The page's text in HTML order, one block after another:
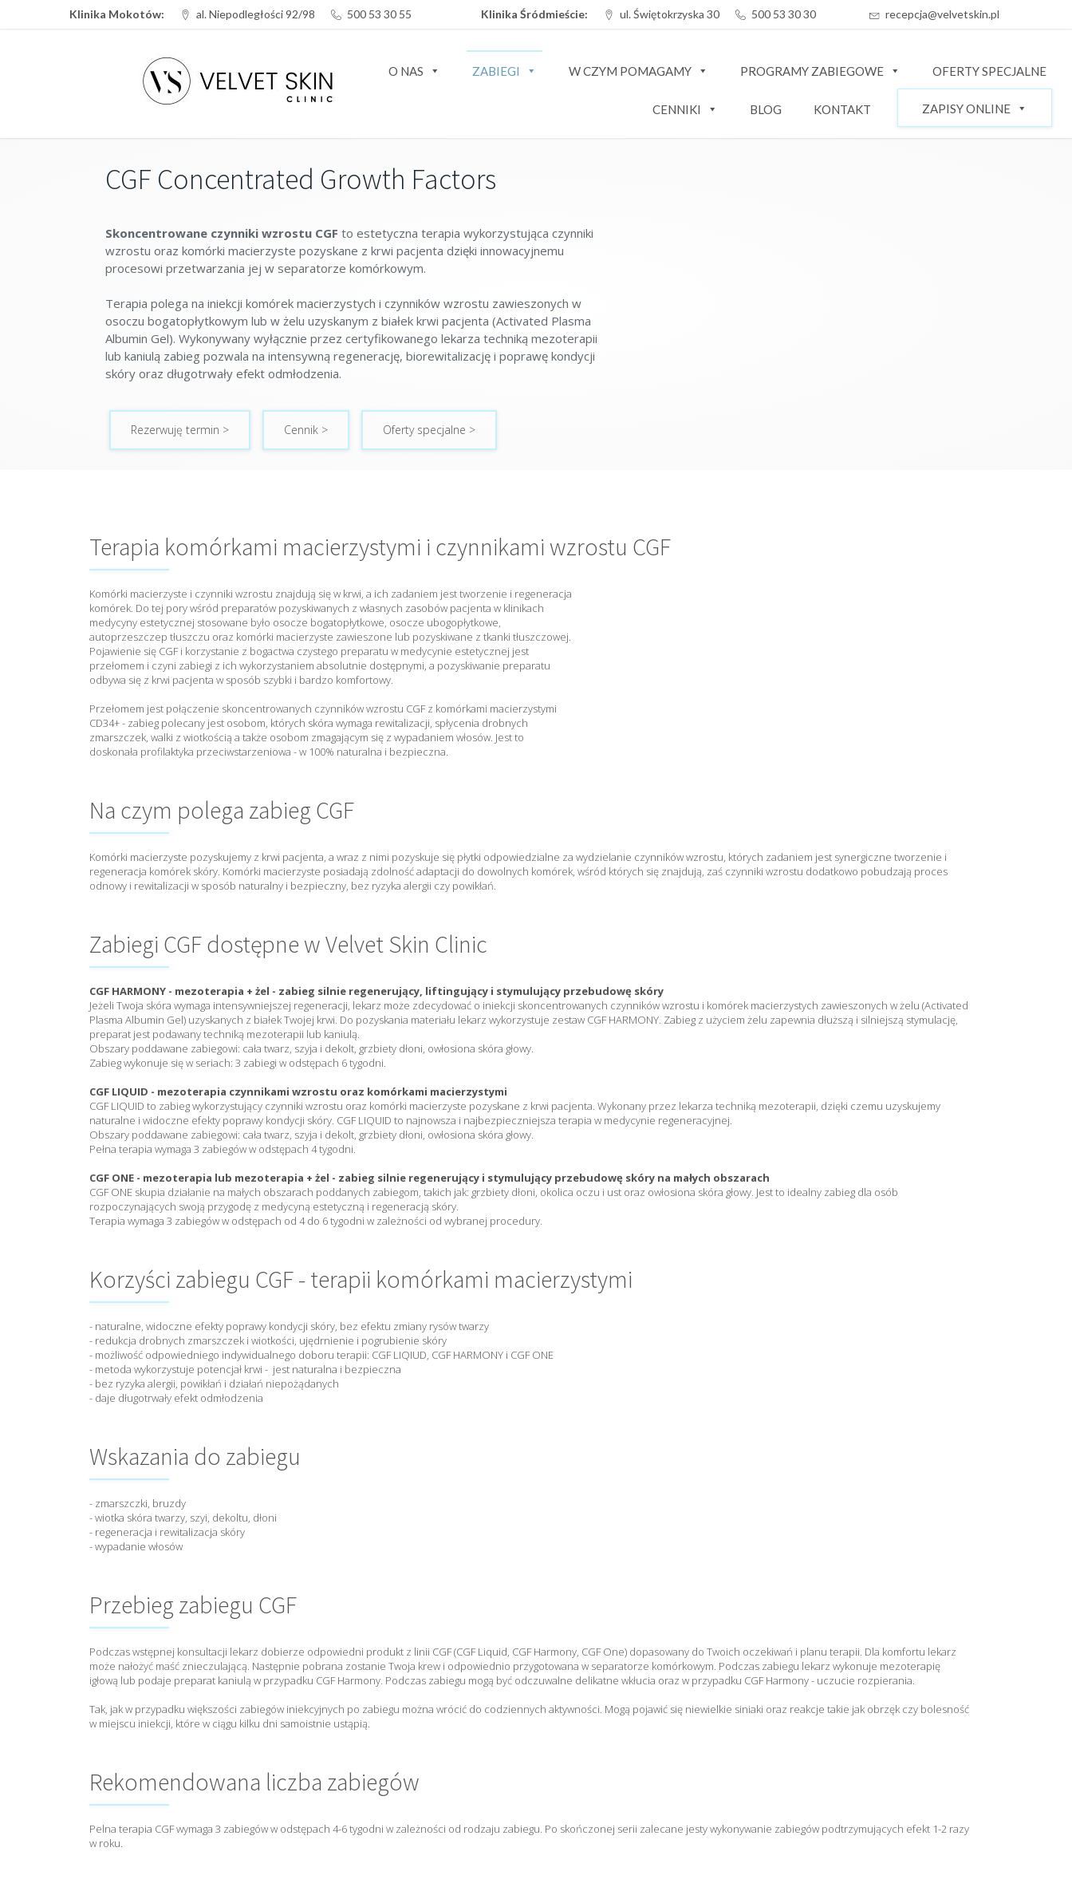
Klinika Mokotów: al. Niepodległości 92/98 500 53 30 55 Klinika Śródmieście: ul. Świętokrzyska 30 500 53 30 30 recepcja@velvetskin.pl
O NAS ZABIEGI W CZYM POMAGAMY PROGRAMY ZABIEGOWE OFERTY SPECJALNE
CENNIKI BLOG KONTAKT ZAPISY ONLINE
CGF Concentrated Growth Factors
Skoncentrowane czynniki wzrostu CGF to estetyczna terapia wykorzystująca czynniki
wzrostu oraz komórki macierzyste pozyskane z krwi pacjenta dzięki innowacyjnemu
procesowi przetwarzania jej w separatorze komórkowym.
Terapia polega na iniekcji komórek macierzystych i czynników wzrostu zawieszonych w
osoczu bogatopłytkowym lub w żelu uzyskanym z białek krwi pacjenta (Activated Plasma
Albumin Gel). Wykonywany wyłącznie przez certyfikowanego lekarza techniką mezoterapii
lub kaniulą zabieg pozwala na intensywną regenerację, biorewitalizację i poprawę kondycji
skóry oraz długotrwały efekt odmłodzenia.
Rezerwuję termin > Cennik > Oferty specjalne >
Terapia komórkami macierzystymi i czynnikami wzrostu CGF
Komórki macierzyste i czynniki wzrostu znajdują się w krwi, a ich zadaniem jest tworzenie i regeneracja
komórek. Do tej pory wśród preparatów pozyskiwanych z własnych zasobów pacjenta w klinikach
medycyny estetycznej stosowane było osocze bogatopłytkowe, osocze ubogopłytkowe,
autoprzeszczep tłuszczu oraz komórki macierzyste zawieszone lub pozyskiwane z tkanki tłuszczowej.
Pojawienie się CGF i korzystanie z bogactwa czystego preparatu w medycynie estetycznej jest
przełomem i czyni zabiegi z ich wykorzystaniem absolutnie dostępnymi, a pozyskiwanie preparatu
odbywa się z krwi pacjenta w sposób szybki i bardzo komfortowy.
Przełomem jest połączenie skoncentrowanych czynników wzrostu CGF z komórkami macierzystymi
CD34+ - zabieg polecany jest osobom, których skóra wymaga rewitalizacji, spłycenia drobnych
zmarszczek, walki z wiotkością a także osobom zmagającym się z wypadaniem włosów. Jest to
doskonała profilaktyka przeciwstarzeniowa - w 100% naturalna i bezpieczna.
Na czym polega zabieg CGF
Komórki macierzyste pozyskujemy z krwi pacjenta, a wraz z nimi pozyskuje się płytki odpowiedzialne za wydzielanie czynników wzrostu, których zadaniem jest synergiczne tworzenie i
regeneracja komórek skóry. Komórki macierzyste posiadają zdolność adaptacji do dowolnych komórek, wśród których się znajdują, zaś czynniki wzrostu dodatkowo pobudzają proces
odnowy i rewitalizacji w sposób naturalny i bezpieczny, bez ryzyka alergii czy powikłań.
Zabiegi CGF dostępne w Velvet Skin Clinic
CGF HARMONY - mezoterapia + żel - zabieg silnie regenerujący, liftingujący i stymulujący przebudowę skóry
Jeżeli Twoja skóra wymaga intensywniejszej regeneracji, lekarz może zdecydować o iniekcji skoncentrowanych czynników wzrostu i komórek macierzystych zawieszonych w żelu (Activated
Plasma Albumin Gel) uzyskanych z białek Twojej krwi. Do pozyskania materiału lekarz wykorzystuje zestaw CGF HARMONY. Zabieg z użyciem żelu zapewnia dłuższą i silniejszą stymulację,
preparat jest podawany techniką mezoterapii lub kaniulą.
Obszary poddawane zabiegowi: cała twarz, szyja i dekolt, grzbiety dłoni, owłosiona skóra głowy.
Zabieg wykonuje się w seriach: 3 zabiegi w odstępach 6 tygodni.
CGF LIQUID - mezoterapia czynnikami wzrostu oraz komórkami macierzystymi
CGF LIQUID to zabieg wykorzystujący czynniki wzrostu oraz komórki macierzyste pozyskane z krwi pacjenta. Wykonany przez lekarza techniką mezoterapii, dzięki czemu uzyskujemy
naturalne i widoczne efekty poprawy kondycji skóry. CGF LIQUID to najnowsza i najbezpieczniejsza terapia w medycynie regeneracyjnej.
Obszary poddawane zabiegowi: cała twarz, szyja i dekolt, grzbiety dłoni, owłosiona skóra głowy.
Pełna terapia wymaga 3 zabiegów w odstępach 4 tygodni.
CGF ONE - mezoterapia lub mezoterapia + żel - zabieg silnie regenerujący i stymulujący przebudowę skóry na małych obszarach
CGF ONE skupia działanie na małych obszarach poddanych zabiegom, takich jak: grzbiety dłoni, okolica oczu i ust oraz owłosiona skóra głowy. Jest to idealny zabieg dla osób
rozpoczynających swoją przygodę z medycyną estetyczną i regeneracją skóry.
Terapia wymaga 3 zabiegów w odstępach od 4 do 6 tygodni w zależności od wybranej procedury.
Korzyści zabiegu CGF - terapii komórkami macierzystymi
- naturalne, widoczne efekty poprawy kondycji skóry, bez efektu zmiany rysów twarzy
- redukcja drobnych zmarszczek i wiotkości, ujędrnienie i pogrubienie skóry
- możliwość odpowiedniego indywidualnego doboru terapii: CGF LIQIUD, CGF HARMONY i CGF ONE
- metoda wykorzystuje potencjał krwi - jest naturalna i bezpieczna
- bez ryzyka alergii, powikłań i działań niepożądanych
- daje długotrwały efekt odmłodzenia
Wskazania do zabiegu
- zmarszczki, bruzdy
- wiotka skóra twarzy, szyi, dekoltu, dłoni
- regeneracja i rewitalizacja skóry
- wypadanie włosów
Przebieg zabiegu CGF
Podczas wstępnej konsultacji lekarz dobierze odpowiedni produkt z linii CGF (CGF Liquid, CGF Harmony, CGF One) dopasowany do Twoich oczekiwań i planu terapii. Dla komfortu lekarz
może nałożyć maść znieczulającą. Następnie pobrana zostanie Twoja krew i odpowiednio przygotowana w separatorze komórkowym. Podczas zabiegu lekarz wykonuje mezoterapię
igłową lub podaje preparat kaniulą w przypadku CGF Harmony. Podczas zabiegu mogą być odczuwalne delikatne wkłucia oraz w przypadku CGF Harmony - uczucie rozpierania.
Tak, jak w przypadku większości zabiegów iniekcyjnych po zabiegu można wrócić do codziennych aktywności. Mogą pojawić się niewielkie siniaki oraz reakcje takie jak obrzęk czy bolesność
w miejscu iniekcji, które w ciągu kilku dni samoistnie ustąpią.
Rekomendowana liczba zabiegów
Pelna terapia CGF wymaga 3 zabiegów w odstępach 4-6 tygodni w zależności od rodzaju zabiegu. Po skończonej serii zalecane jesty wykonywanie zabiegów podtrzymujących efekt 1-2 razy
w roku.